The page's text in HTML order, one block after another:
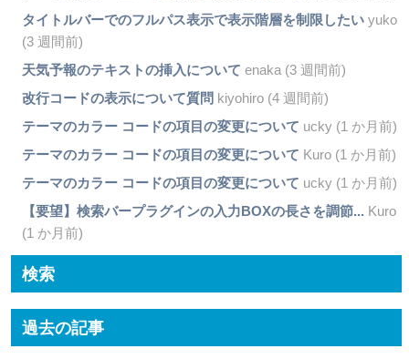
タイトルバーでのフルパス表示で表示階層を制限したいyuko
(3 週間前)
天気予報のテキストの挿入について enaka (3 週間前)
改行コードの表示について質問 kiyohiro (4 週間前)
テーマのカラー コードの項目の変更について ucky (1 か月前)
テーマのカラー コードの項目の変更について Kuro (1 か月前)
テーマのカラー コードの項目の変更について ucky (1 か月前)
【要望】検索バープラグインの入力BOXの長さを調節... Kuro
(1 か月前)
検索
過去の記事